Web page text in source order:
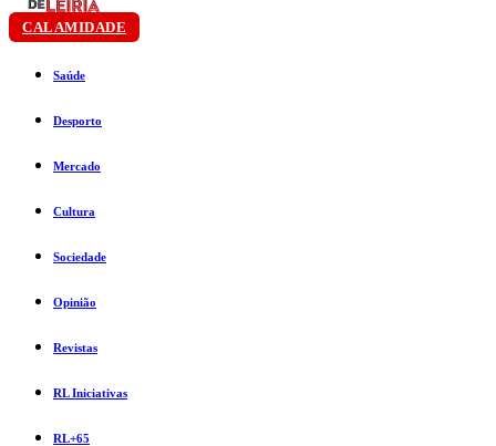
CALAMIDADE
Saúde
Desporto
Mercado
Cultura
Sociedade
Opinião
Revistas
RL Iniciativas
RL+65